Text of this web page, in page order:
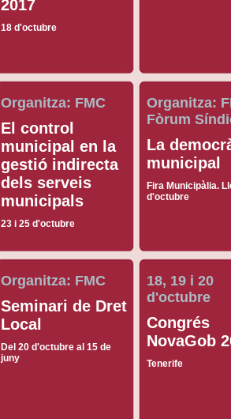
2017
18 d'octubre
Organitza: FMC
El control
municipal en la
gestió indirecta
dels serveis
municipals
23 i 25 d'octubre
Organitza:
Fòrum
La
municipal
Fira Municipàlia.
d'octubre
Organitza: FMC
Seminari de Dret
Local
Del 20 d'octubre al 15 de
juny
18, 19 i 20
d'octubre
Congrés
NovaGob
Tenerife